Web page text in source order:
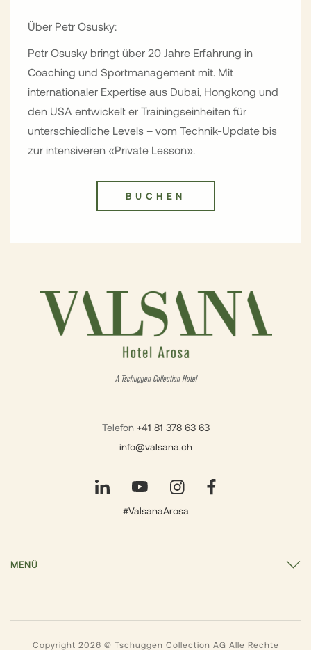
Über Petr Osusky:
Petr Osusky bringt über 20 Jahre Erfahrung in
Coaching und Sportmanagement mit. Mit
internationaler Expertise aus Dubai, Hongkong und
den USA entwickelt er Trainingseinheiten für
unterschiedliche Levels – vom Technik-Update bis
zur intensiveren «Private Lesson».
BUCHEN
Telefon +41 81 378 63 63
info@valsana.ch
A Tschuggen Collection Hotel
#ValsanaArosa
MENÜ
Copyright 2026 © Tschuggen Collection AG Alle Rechte